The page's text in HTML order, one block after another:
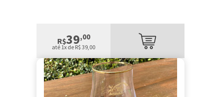
R$39,00
até 1x de R$ 39,00